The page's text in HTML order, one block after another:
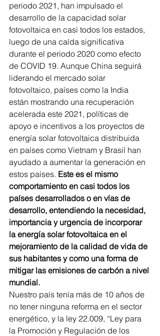
periodo 2021, han impulsado el
desarrollo de la capacidad solar
fotovoltaica en casi todos los estados,
luego de una caída significativa
durante el periodo 2020 como efecto
de COVID 19. Aunque China seguirá
liderando el mercado solar
fotovoltaico, países como la India
están mostrando una recuperación
acelerada este 2021, políticas de
apoyo e incentivos a los proyectos de
energía solar fotovoltaica distribuida
en países como Vietnam y Brasil han
ayudado a aumentar la generación en
estos países. Este es el mismo
comportamiento en casi todos los
países desarrollados o en vías de
desarrollo, entendiendo la necesidad,
importancia y urgencia de incorporar
la energía solar fotovoltaica en el
mejoramiento de la calidad de vida de
sus habitantes y como una forma de
mitigar las emisiones de carbón a nivel
mundial.
Nuestro país tenía más de 10 años de
no tener ninguna reforma en el sector
energético, y la ley 22.009, “Ley para
la Promoción y Regulación de los